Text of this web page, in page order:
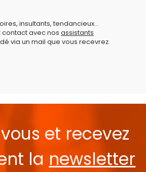
insultants, tendancieux...
contact avec nos assistants
via un mail que vous recevrez.
et recevez
la newsletter